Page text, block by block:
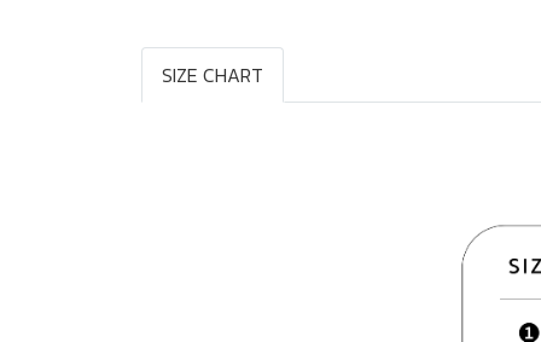
SIZE CHART